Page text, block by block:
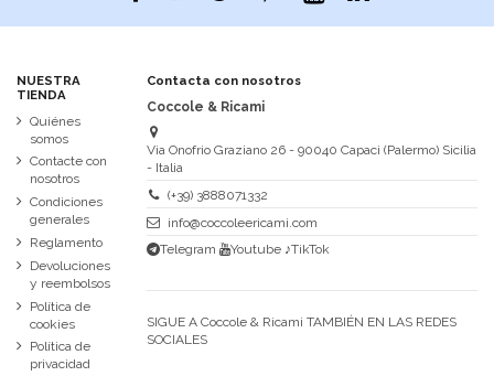
NUESTRA
TIENDA
Quiénes
somos
Contacte con
nosotros
Condiciones
generales
Reglamento
Devoluciones
y reembolsos
Política de
cookies
Política de
privacidad
Contacta con nosotros
Coccole & Ricami
Via Onofrio Graziano 26 - 90040 Capaci (Palermo) Sicilia
- Italia
(+39) 3888071332
info@coccoleericami.com
Telegram
Youtube ♪TikTok
SIGUE A Coccole & Ricami TAMBIÉN EN LAS REDES
SOCIALES